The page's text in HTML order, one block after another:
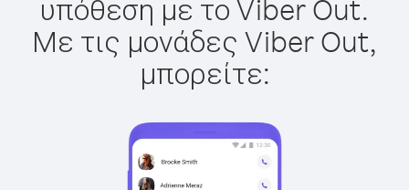
υπόθεση με το Viber Out.
Με τις μονάδες Viber Out,
μπορείτε: